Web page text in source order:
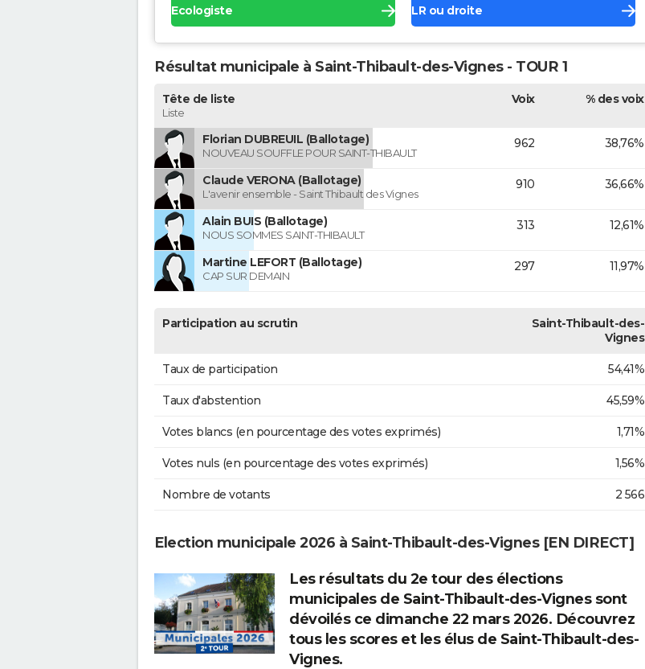
Ecologiste LR ou droite
Résultat municipale à Saint-Thibault-des-Vignes - TOUR 1
Tête de liste
Liste
Voix % des voix
Florian DUBREUIL (Ballotage)
NOUVEAU SOUFFLE POUR SAINT-THIBAULT
962 38,76%
Claude VERONA (Ballotage)
L'avenir ensemble - Saint Thibault des Vignes
910 36,66%
Alain BUIS (Ballotage)
NOUS SOMMES SAINT-THIBAULT
313 12,61%
Martine LEFORT (Ballotage)
CAP SUR DEMAIN
297 11,97%
Participation au scrutin
Saint-Thibault-des-
Vignes
Taux de participation 54,41%
Taux d'abstention 45,59%
Votes blancs (en pourcentage des votes exprimés) 1,71%
Votes nuls (en pourcentage des votes exprimés) 1,56%
Nombre de votants 2 566
Election municipale 2026 à Saint-Thibault-des-Vignes [EN DIRECT]
Les résultats du 2e tour des élections
municipales de Saint-Thibault-des-Vignes sont
dévoilés ce dimanche 22 mars 2026. Découvrez
tous les scores et les élus de Saint-Thibault-des-
Vignes.